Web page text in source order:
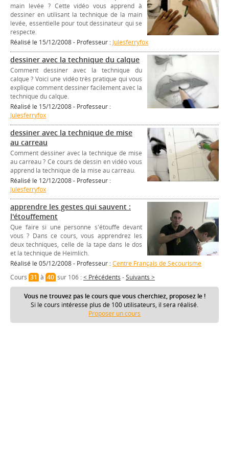
main levée ? Cette vidéo vous apprend à
dessiner en utilisant la technique de la main
levée, essentielle pour tout dessinateur qui se
respecte.
Réalisé le 15/12/2008 - Professeur : Julesferryfox
dessiner avec la technique du calque
Comment dessiner avec la technique du
calque ? Voici une vidéo très pratique qui vous
explique comment dessiner facilement avec la
technique du calque.
Réalisé le 15/12/2008 - Professeur :
Julesferryfox
dessiner avec la technique de mise
au carreau
Comment dessiner avec la technique de mise
au carreau ? Ce cours de dessin en vidéo vous
apprend la technique de la mise au carreau.
Réalisé le 12/12/2008 - Professeur :
Julesferryfox
apprendre les gestes qui sauvent :
l'étouffement
Que faire si une personne s'étouffe devant
vous ? Dans ce cours, vous apprendrez les
deux techniques, celle de la tape dans le dos
et la technique de Heimlich.
Réalisé le 05/12/2008 - Professeur :Centre Français de Secourisme
Cours 31à 40sur 106 :< Précédents -Suivants >
Vous ne trouvez pas le cours que vous cherchiez, proposez le !
Si le cours intéresse plus de 100 utilisateurs, il sera réalisé.
Proposer un cours